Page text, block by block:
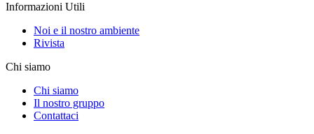
Informazioni Utili
Noi e il nostro ambiente
Rivista
Chi siamo
Chi siamo
Il nostro gruppo
Contattaci